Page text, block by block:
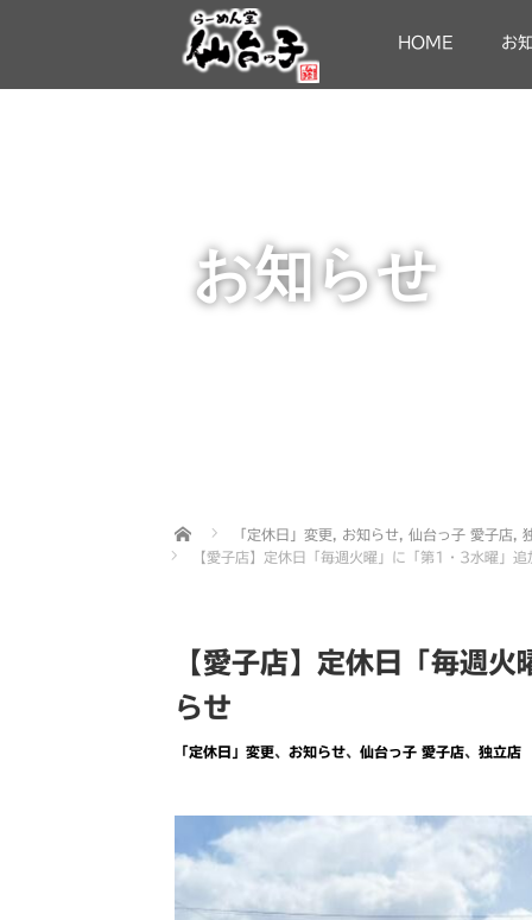
HOME お
お知らせ
Home 「定休日」変更 お知らせ 仙台っ子 愛子店
【愛子店】定休日「毎週火曜」に「第1・3水曜」追
【愛子店】定休日「毎週
らせ
「定休日」変更、 お知らせ、 仙台っ子 愛子店、 独立店